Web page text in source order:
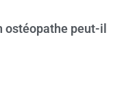
ostéopathe peut-il